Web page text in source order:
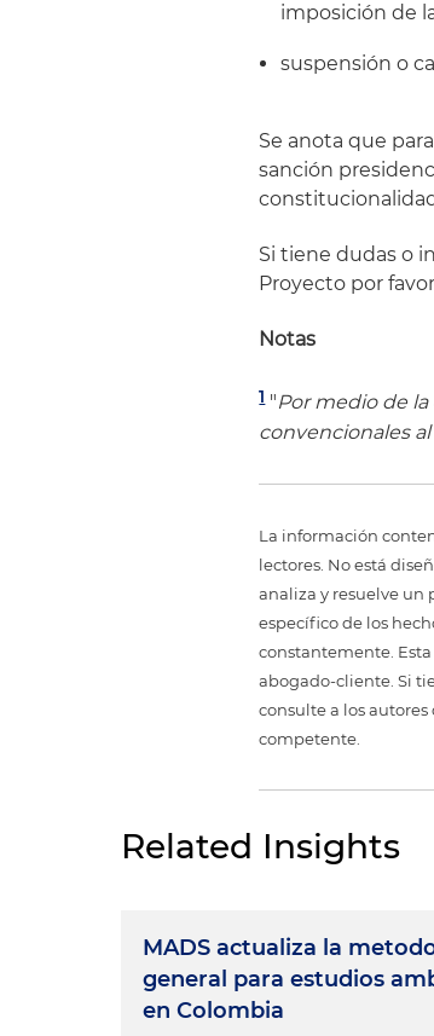
imposición de
suspensión o
Se anota que
sanción
Si tiene dudas o
Proyecto por
Notas
1"Por medio de
convencionales
La información
lectores. No está
analiza y resuelve un
específico de los
constantemente.
abogado-cliente. Si
consulte a los
competente.
Related Insights
MADS actualiza la
general para estudios
en Colombia